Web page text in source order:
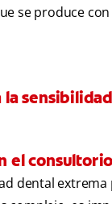
se produce
la
el consultorio
dental